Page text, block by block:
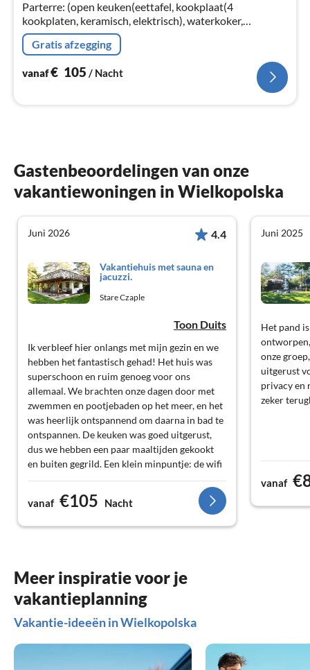
Parterre: (open keuken(eettafel, kookplaat(4
kookplaten, keramisch, elektrisch), waterkoker,
broodrooster, koffiezetapparaat, combimagnetron,
afwasmachine, koel-/vriescombinatie, w...
Gratis afzegging
vanaf€ 105 / Nacht
Gastenbeoordelingen van onze
vakantiewoningen in Wielkopolska
Juni 2026 4.4
Vakantiehuis met sauna en
jacuzzi.
Stare Czaple
Toon Duits
Ik verbleef hier onlangs met mijn gezin en we
hebben het fantastisch gehad! Het huis was
superschoon en ruim genoeg voor ons
allemaal. We brachten onze dagen door met
zwemmen en pootjebaden op het meer, en het
was heerlijk ontspannend om daarna in bad te
ontspannen. De keuken was goed uitgerust,
dus we hebben een paar maaltijden gekookt
en buiten gegrild. Een klein minpuntje: de wifi
was soms wat zwak, maar eerlijk gezegd was
het fijn om even te ontspannen. Ik kom zeker
terug voor nog een ontspannend uitje!
vanaf €105 Nacht
Juni 2025
Het pand
onze
uitgerust
privacy en
zeker
vanaf
Meer inspiratie voor je
vakantieplanning
Vakantie-ideeën in Wielkopolska